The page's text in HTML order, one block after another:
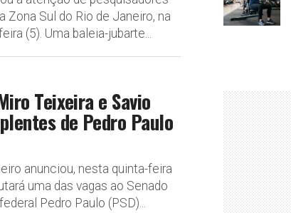
Zona Sul do Rio de Janeiro, na
(5). Uma baleia-jubarte...
Teixeira e Savio
de Pedro Paulo
anunciou, nesta quinta-feira
uma das vagas ao Senado
Pedro Paulo (PSD)...